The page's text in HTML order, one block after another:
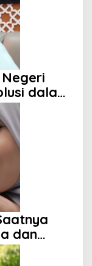
dalam
dan